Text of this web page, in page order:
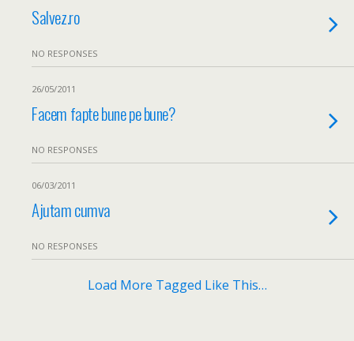
Salvez.ro
NO RESPONSES
26/05/2011
Facem fapte bune pe bune?
NO RESPONSES
06/03/2011
Ajutam cumva
NO RESPONSES
Load More Tagged Like This…